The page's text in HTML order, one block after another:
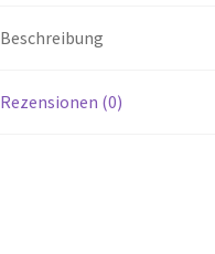
Beschreibung
Rezensionen (0)